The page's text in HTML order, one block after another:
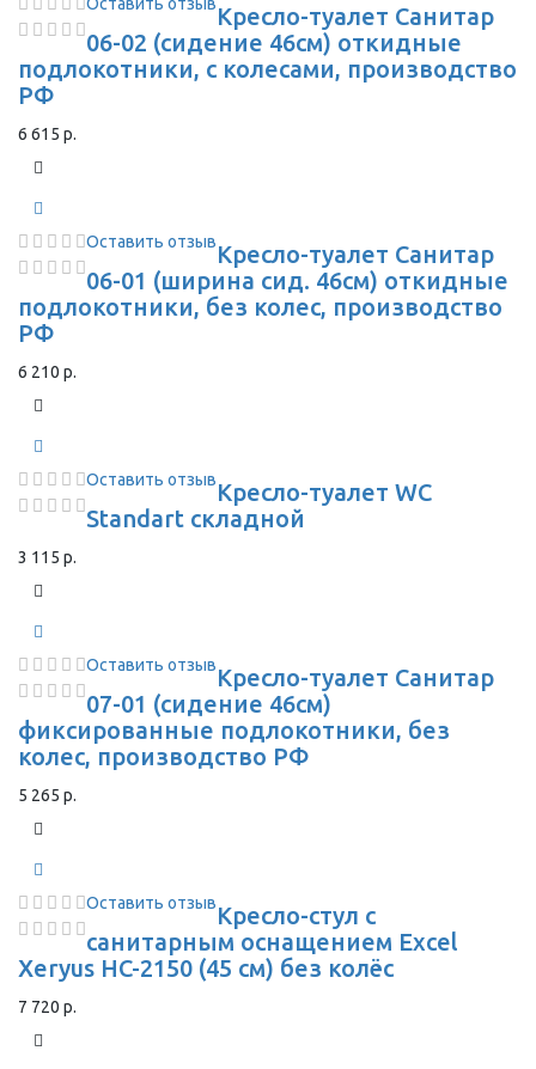
Кресло-туалет Санитар
06-02 (сидение 46см) откидные
подлокотники, с колесами, производство
РФ
6 615 р.
Оставить отзывКресло-туалет Санитар
06-01 (ширина сид. 46см) откидные
подлокотники, без колес, производство
РФ
6 210 р.
Оставить отзывКресло-туалет WC
Standart складной
3 115 р.
Оставить отзывКресло-туалет Санитар
07-01 (сидение 46см)
фиксированные подлокотники, без
колес, производство РФ
5 265 р.
Оставить отзывКресло-стул с
санитарным оснащением Excel
Xeryus HC-2150 (45 см) без колёс
7 720 р.